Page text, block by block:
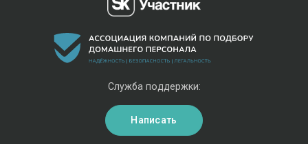
Служба поддержки:
Написать